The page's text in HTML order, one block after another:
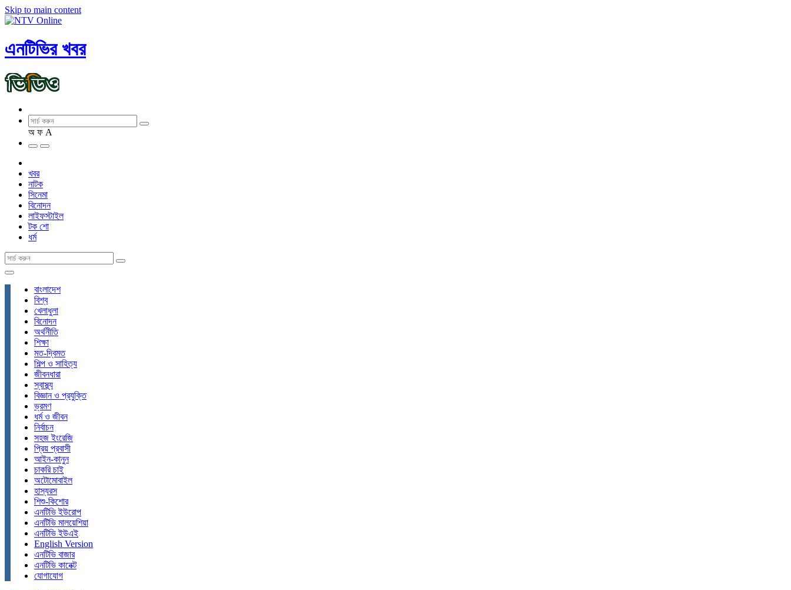
Skip to main content
এনটিভির খবর
অ ফ A
খবর
নাটক
সিনেমা
বিনোদন
লাইফস্টাইল
টক শো
ধর্ম
বাংলাদেশ
বিশ্ব
খেলাধুলা
বিনোদন
অর্থনীতি
শিক্ষা
মত-দ্বিমত
শিল্প ও সাহিত্য
জীবনধারা
স্বাস্থ্য
বিজ্ঞান ও প্রযুক্তি
ভ্রমণ
ধর্ম ও জীবন
নির্বাচন
সহজ ইংরেজি
প্রিয় প্রবাসী
আইন-কানুন
চাকরি চাই
অটোমোবাইল
হাস্যরস
শিশু-কিশোর
এনটিভি ইউরোপ
এনটিভি মালয়েশিয়া
এনটিভি ইউএই
English Version
এনটিভি বাজার
এনটিভি কানেক্ট
যোগাযোগ